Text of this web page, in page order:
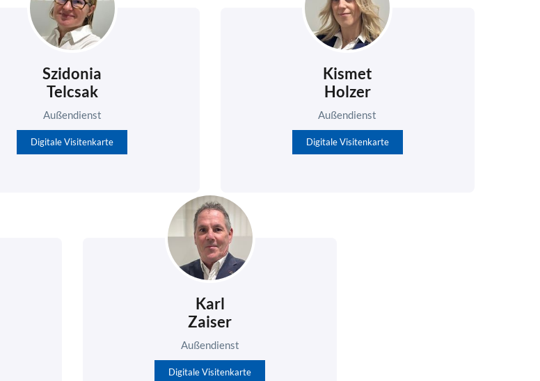
Szidonia
Telcsak
Außendienst
Digitale Visitenkarte
Kismet
Holzer
Außendienst
Digitale Visitenkarte
Karl
Zaiser
Außendienst
Digitale Visitenkarte